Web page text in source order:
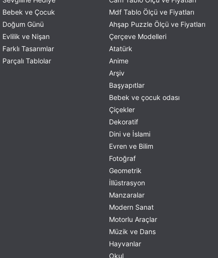
Bebek ve Çocuk
Doğum Günü
Evlilik ve Nişan
Farklı Tasarımlar
Parçalı Tablolar
Mdf Tablo Ölçü ve Fiyatları
Ahşap Puzzle Ölçü ve Fiyatları
Çerçeve Modelleri
Atatürk
Anime
Arşiv
Başyapıtlar
Bebek ve çocuk odası
Çiçekler
Dekoratif
Dini ve İslami
Evren ve Bilim
Fotoğraf
Geometrik
İllüstrasyon
Manzaralar
Modern Sanat
Motorlu Araçlar
Müzik ve Dans
Hayvanlar
Okul